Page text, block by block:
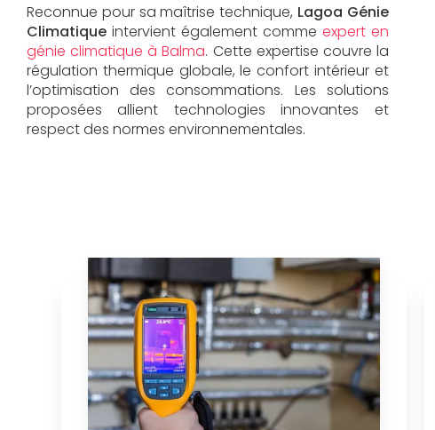
Reconnue pour sa maîtrise technique, Lagoa Génie
Climatique intervient également comme expert en
génie climatique à Balma. Cette expertise couvre la
régulation thermique globale, le confort intérieur et
l’optimisation des consommations. Les solutions
proposées allient technologies innovantes et
respect des normes environnementales.